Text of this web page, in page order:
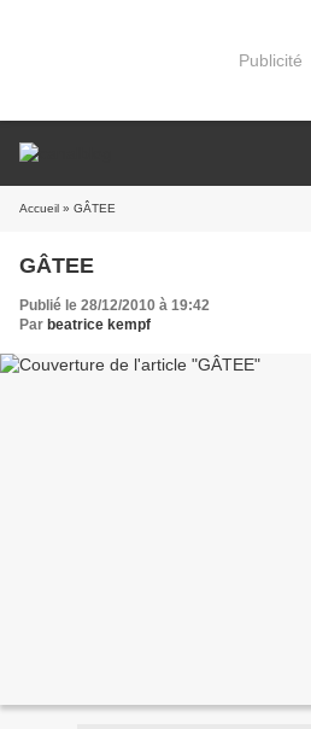
Publicité
Accueil » GÂTEE
GÂTEE
Publié le 28/12/2010 à 19:42
Par beatrice kempf